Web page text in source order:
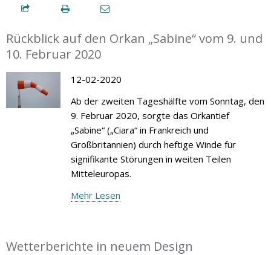
Rückblick auf den Orkan „Sabine“ vom 9. und
10. Februar 2020
12-02-2020
Ab der zweiten Tageshälfte vom Sonntag, den
9. Februar 2020, sorgte das Orkantief
„Sabine“ („Ciara“ in Frankreich und
Großbritannien) durch heftige Winde für
signifikante Störungen in weiten Teilen
Mitteleuropas.
Mehr Lesen
Wetterberichte in neuem Design